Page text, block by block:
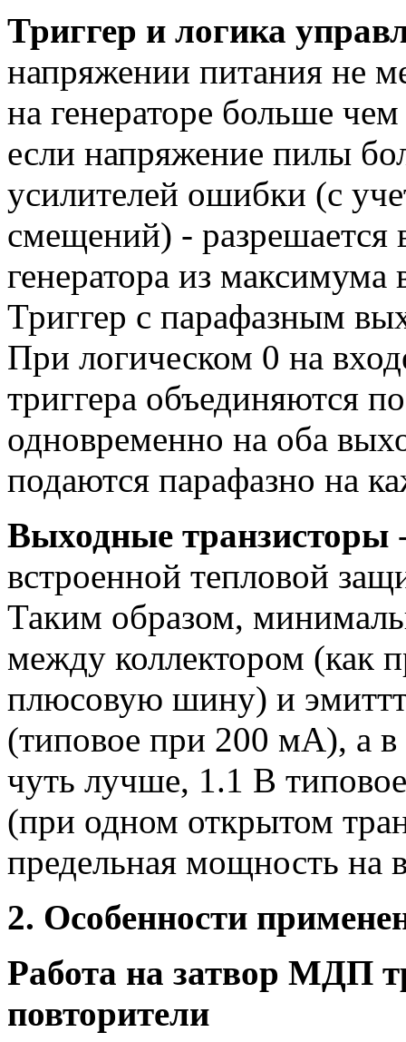
Триггер и логика
напряжении питания не
на генераторе больше
если напряжение пилы
усилителей ошибки (с
смещений) -
генератора из
Триггер с парафазным
При логическом 0 на
триггера объединяются
одновременно на оба
подаются парафазно на
Выходные транзисторы
встроенной тепловой
Таким образом,
между коллектором (как
плюсовую шину) и
(типовое при 200 мА), а
чуть лучше, 1.1 В
(при одном открытом
предельная мощность на
2. Особенности
Работа на затвор МДП
повторители